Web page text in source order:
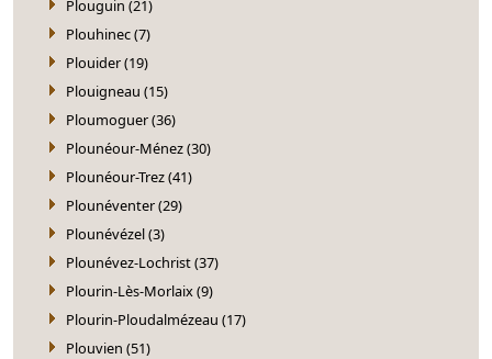
Plouguin (21)
Plouhinec (7)
Plouider (19)
Plouigneau (15)
Ploumoguer (36)
Plounéour-Ménez (30)
Plounéour-Trez (41)
Plounéventer (29)
Plounévézel (3)
Plounévez-Lochrist (37)
Plourin-Lès-Morlaix (9)
Plourin-Ploudalmézeau (17)
Plouvien (51)